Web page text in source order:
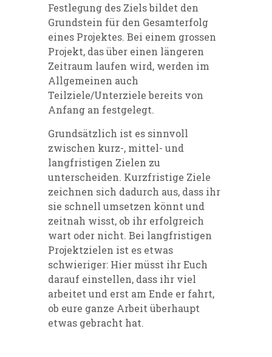
Festlegung des Ziels bildet den
Grundstein für den Gesamterfolg
eines Projektes. Bei einem grossen
Projekt, das über einen längeren
Zeitraum laufen wird, werden im
Allgemeinen auch
Teilziele/Unterziele bereits von
Anfang an festgelegt.
Grundsätzlich ist es sinnvoll
zwischen kurz-, mittel- und
langfristigen Zielen zu
unterscheiden. Kurzfristige Ziele
zeichnen sich dadurch aus, dass ihr
sie schnell umsetzen könnt und
zeitnah wisst, ob ihr erfolgreich
wart oder nicht. Bei langfristigen
Projektzielen ist es etwas
schwieriger: Hier müsst ihr Euch
darauf einstellen, dass ihr viel
arbeitet und erst am Ende er fahrt,
ob eure ganze Arbeit überhaupt
etwas gebracht hat.